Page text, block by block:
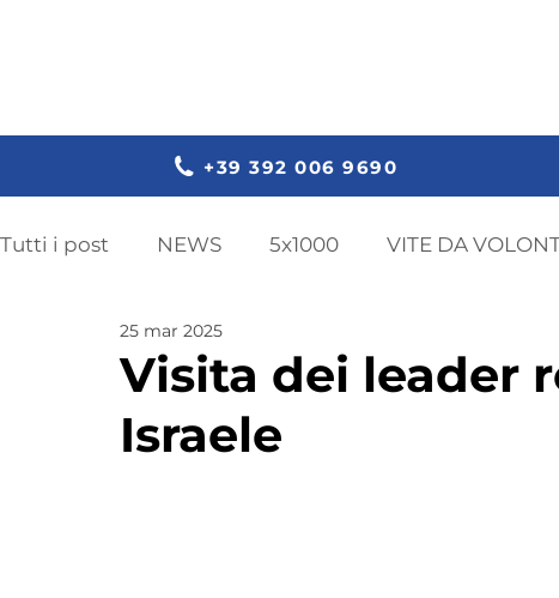
+39 392 006 9690
Tutti i post NEWS 5x1000 VITE DA
DEFIBRILLATORE
BANCA DEL SANGUE
Visita dei leader
Israele
25 mar 2025